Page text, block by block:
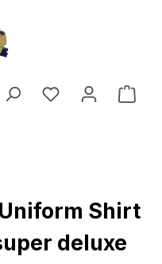
Du hast 0
Shirt
deluxe